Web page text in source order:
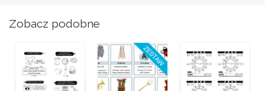
Zobacz podobne